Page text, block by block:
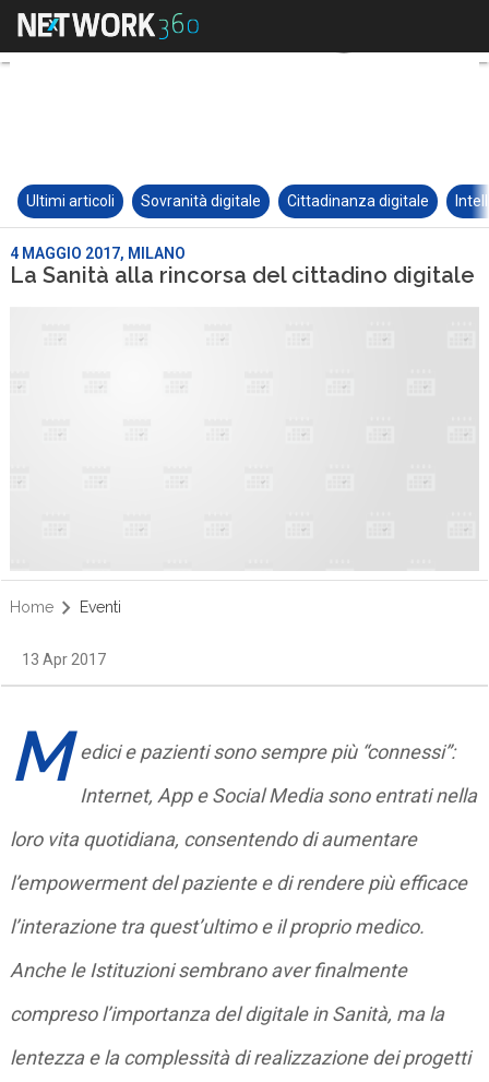
Ultimi articoli Sovranità digitale Cittadinanza digitale
4 MAGGIO 2017, MILANO
La Sanità alla rincorsa del cittadino digitale
Home Eventi
13 Apr 2017
M edici e pazienti sono sempre più “connessi”:
Internet, App e Social Media sono entrati nella
loro vita quotidiana, consentendo di aumentare
l’empowerment del paziente e di rendere più efficace
l’interazione tra quest’ultimo e il proprio medico.
Anche le Istituzioni sembrano aver finalmente
compreso l’importanza del digitale in Sanità, ma la
lentezza e la complessità di realizzazione dei progetti